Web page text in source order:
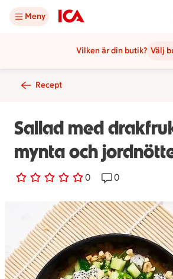
Meny
Vilken är din butik? Välj
Recept
Sallad med
mynta och
0
0 personer har röstatReceptet har 0
0